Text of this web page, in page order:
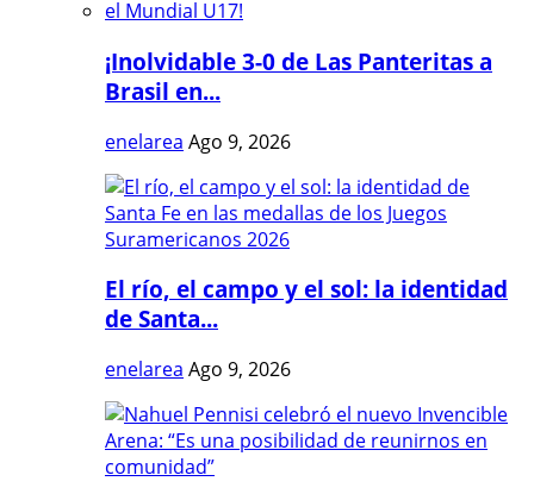
¡Inolvidable 3-0 de Las Panteritas a
Brasil en...
enelarea Ago 9, 2026
El río, el campo y el sol: la identidad
de Santa...
enelarea Ago 9, 2026